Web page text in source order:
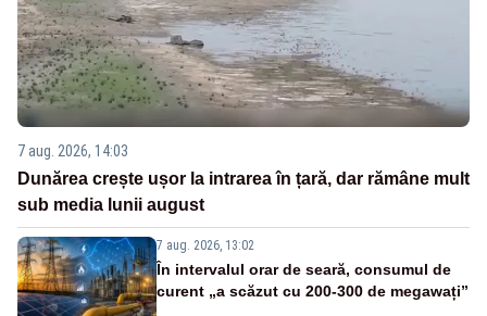
7 aug. 2026, 14:03
Dunărea crește ușor la intrarea în țară, dar rămâne mult
sub media lunii august
7 aug. 2026, 13:02
În intervalul orar de seară, consumul de
curent „a scăzut cu 200-300 de megawați”